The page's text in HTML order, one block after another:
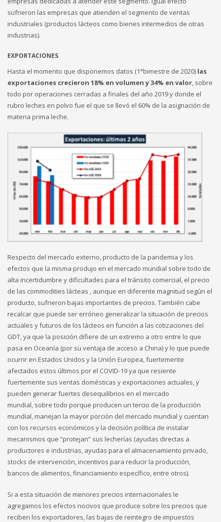
sufrieron las empresas que atienden el segmento de ventas
industriales (productos lácteos como bienes intermedios de otras
industrias).
EXPORTACIONES
Hasta el momento que disponemos datos (1°bimestre de 2020) las
exportaciones crecieron 18% en volumen y 34% en valor, sobre
todo por operaciones cerradas a finales del año 2019 y donde el
rubro leches en polvo fue el que se llevó el 60% de la asignación de
materia prima leche.
Respecto del mercado externo, producto de la pandemia y los
efectos que la misma produjo en el mercado mundial sobre todo de
alta incertidumbre y dificultades para el tránsito comercial, el precio
de las commodities lácteas , aunque en diferente magnitud según el
producto, sufrieron bajas importantes de precios. También cabe
recalcar que puede ser erróneo generalizar la situación de precios
actuales y futuros de los lácteos en función a las cotizaciones del
GDT, ya que la posición difiere de un extremo a otro entre lo que
pasa en Oceanía (por su ventaja de acceso a China) y lo que puede
ocurrir en Estados Unidos y la Unión Europea, fuertemente
afectados estos últimos por el COVID-19 ya que resiente
fuertemente sus ventas domésticas y exportaciones actuales, y
pueden generar fuertes desequilibrios en el mercado
mundial, sobre todo porque producen un tercio de la producción
mundial, manejan la mayor porción del mercado mundial y cuentan
con los recursos económicos y la decisión política de instalar
mecanismos que “protejan” sus lecherías (ayudas directas a
productores e industrias, ayudas para el almacenamiento privado,
stocks de intervención, incentivos para reducir la producción,
bancos de alimentos, financiamiento específico, entre otros).
Si a esta situación de menores precios internacionales le
agregamos los efectos nocivos que produce sobre los precios que
reciben los exportadores, las bajas de reintegro de impuestos